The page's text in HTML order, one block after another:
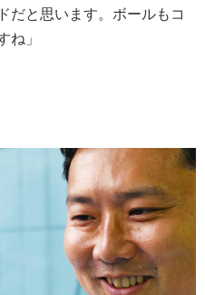
だと思います。ボールもコ
ね」